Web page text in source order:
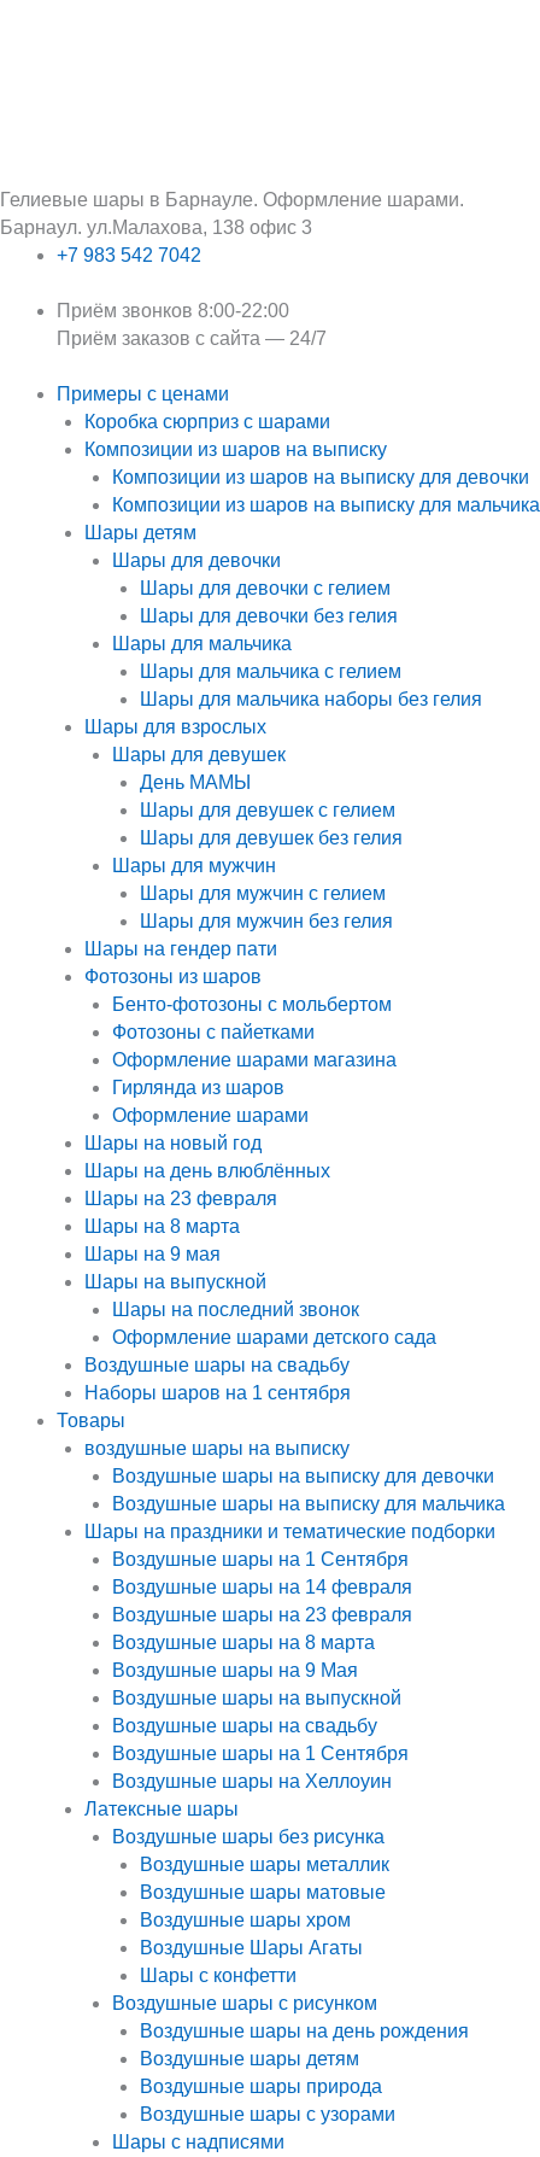
Гелиевые шары в Барнауле. Оформление шарами.
Барнаул. ул.Малахова, 138 офис 3
+7 983 542 7042
Приём звонков 8:00-22:00
Приём заказов с сайта — 24/7
Примеры с ценами
Коробка сюрприз с шарами
Композиции из шаров на выписку
Композиции из шаров на выписку для девочки
Композиции из шаров на выписку для мальчика
Шары детям
Шары для девочки
Шары для девочки с гелием
Шары для девочки без гелия
Шары для мальчика
Шары для мальчика с гелием
Шары для мальчика наборы без гелия
Шары для взрослых
Шары для девушек
День МАМЫ
Шары для девушек с гелием
Шары для девушек без гелия
Шары для мужчин
Шары для мужчин с гелием
Шары для мужчин без гелия
Шары на гендер пати
Фотозоны из шаров
Бенто-фотозоны с мольбертом
Фотозоны с пайетками
Оформление шарами магазина
Гирлянда из шаров
Оформление шарами
Шары на новый год
Шары на день влюблённых
Шары на 23 февраля
Шары на 8 марта
Шары на 9 мая
Шары на выпускной
Шары на последний звонок
Оформление шарами детского сада
Воздушные шары на свадьбу
Наборы шаров на 1 сентября
Товары
воздушные шары на выписку
Воздушные шары на выписку для девочки
Воздушные шары на выписку для мальчика
Шары на праздники и тематические подборки
Воздушные шары на 1 Сентября
Воздушные шары на 14 февраля
Воздушные шары на 23 февраля
Воздушные шары на 8 марта
Воздушные шары на 9 Мая
Воздушные шары на выпускной
Воздушные шары на свадьбу
Воздушные шары на 1 Сентября
Воздушные шары на Хеллоуин
Латексные шары
Воздушные шары без рисунка
Воздушные шары металлик
Воздушные шары матовые
Воздушные шары хром
Воздушные Шары Агаты
Шары с конфетти
Воздушные шары с рисунком
Воздушные шары на день рождения
Воздушные шары детям
Воздушные шары природа
Воздушные шары с узорами
Шары с надписями